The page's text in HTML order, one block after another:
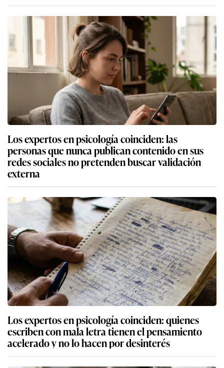
Los expertos en psicología coinciden: las
personas que nunca publican contenido en sus
redes sociales no pretenden buscar validación
externa
Los expertos en psicología coinciden: quienes
escriben con mala letra tienen el pensamiento
acelerado y no lo hacen por desinterés